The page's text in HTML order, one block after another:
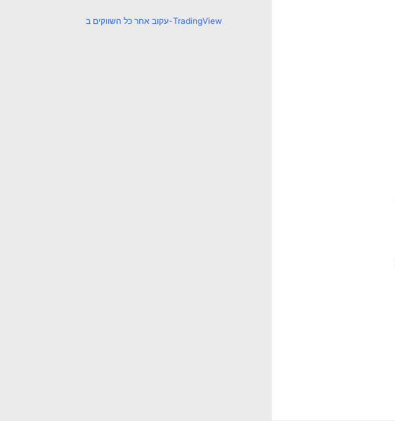
עקוב אחר כל השווקים ב-TradingView